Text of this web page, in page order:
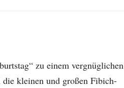
zu einem vergnüglichen
kleinen und großen Fibich-